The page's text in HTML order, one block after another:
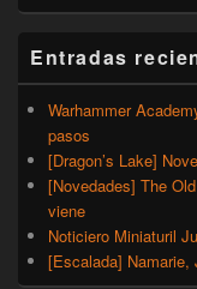
Entradas
Warhammer
pasos
[Dragon’s Lake]
[Novedades] The
viene
Noticiero Miniaturil
[Escalada] Namarie,